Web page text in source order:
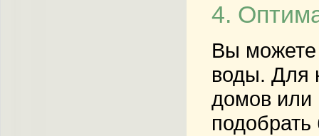
4.
Вы можете
воды. Для
домов или